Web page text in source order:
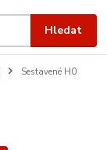
Hledat
Sestavené H0